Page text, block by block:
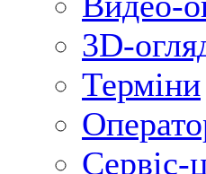
3D-
Терміни
Сервіс-